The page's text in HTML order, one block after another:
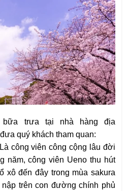
trưa tại nhà hàng địa
quý khách tham quan:
công viên công cộng lâu đời
năm, công viên Ueno thu hút
xô đến đây trong mùa sakura
trên con đường chính phủ